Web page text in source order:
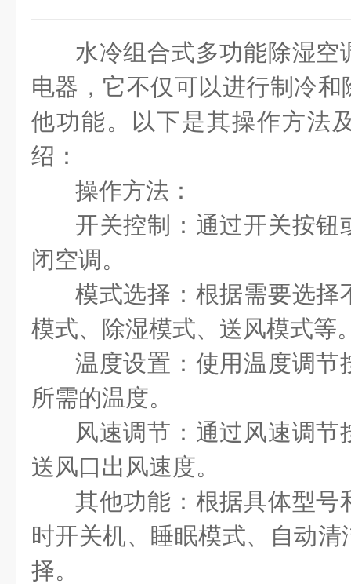
水冷组合式多功能除湿空
电器，它不仅可以进行制冷
他功能。以下是其操作方法
绍：
操作方法：
开关控制：通过开关按钮
闭空调。
模式选择：根据需要选择
模式、除湿模式、送风模式
温度设置：使用温度调节
所需的温度。
风速调节：通过风速调节
送风口出风速度。
其他功能：根据具体型号
时开关机、睡眠模式、自动
择。